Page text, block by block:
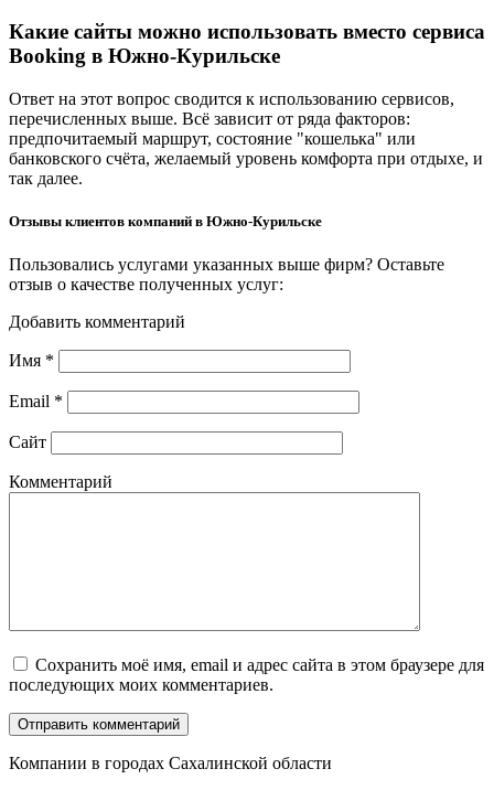
Какие сайты можно использовать вместо сервиса
Booking в Южно-Курильске
Ответ на этот вопрос сводится к использованию сервисов,
перечисленных выше. Всё зависит от ряда факторов:
предпочитаемый маршрут, состояние "кошелька" или
банковского счёта, желаемый уровень комфорта при отдыхе, и
так далее.
Отзывы клиентов компаний в Южно-Курильске
Пользовались услугами указанных выше фирм? Оставьте
отзыв о качестве полученных услуг:
Добавить комментарий
Имя *
Email *
Сайт
Комментарий
Сохранить моё имя, email и адрес сайта в этом браузере для
последующих моих комментариев.
Компании в городах Сахалинской области